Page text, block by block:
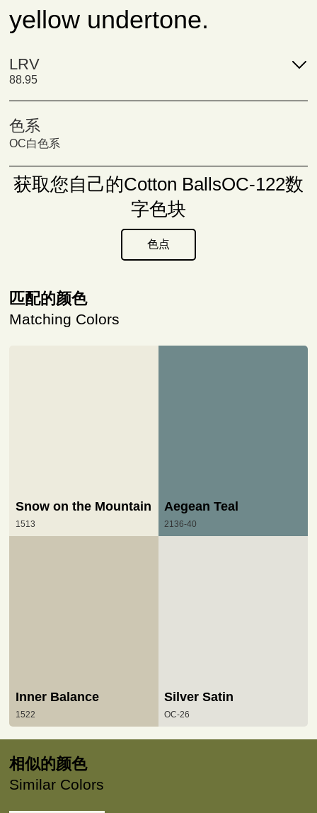
yellow undertone.
LRV
88.95
色系
OC白色系
获取您自己的Cotton BallsOC-122数
字色块
色点
匹配的颜色
Matching Colors
Snow on the Mountain
1513
Aegean Teal
2136-40
Inner Balance
1522
Silver Satin
OC-26
相似的颜色
Similar Colors